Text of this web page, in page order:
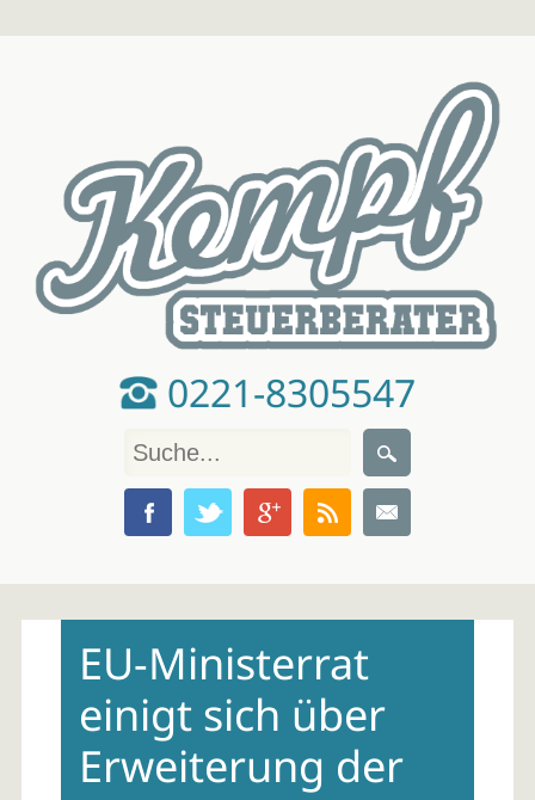
0221-8305547
contentEU-Ministerrat
einigt sich über
Erweiterung der